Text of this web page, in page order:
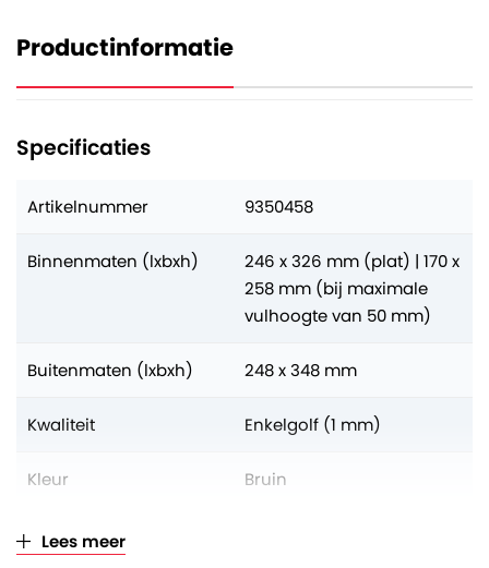
Productinformatie
Specificaties
Artikelnummer 9350458
Binnenmaten (lxbxh)
246 x 326 mm (plat) | 170 x
258 mm (bij maximale
vulhoogte van 50 mm)
Buitenmaten (lxbxh) 248 x 348 mm
Kwaliteit Enkelgolf (1 mm)
Kleur Bruin
Gewicht
Lees meer